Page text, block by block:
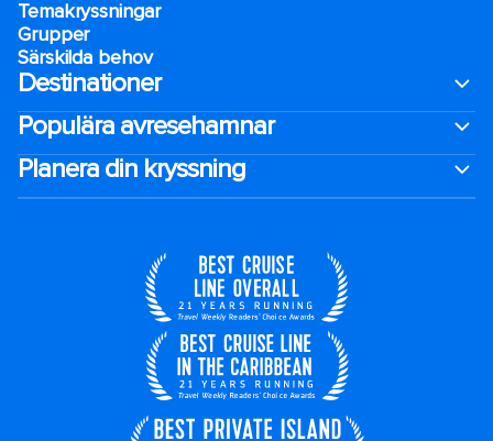
Temakryssningar
Grupper
Särskilda behov
Destinationer
Populära avresehamnar
Planera din kryssning